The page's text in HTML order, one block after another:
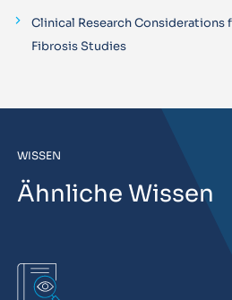
Clinical Research Considerations
Fibrosis Studies
WISSEN
Ähnliche Wissen